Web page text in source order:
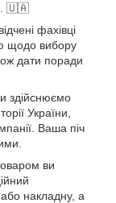
🇺🇦
фахівці
щодо вибору
дати поради
здійснюємо
України,
Ваша піч
ви
накладну, а